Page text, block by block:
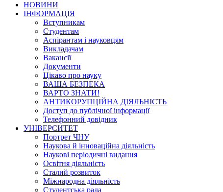
НОВИНИ
ІНФОРМАЦІЯ
Вступникам
Студентам
Аспірантам і науковцям
Викладачам
Вакансії
Документи
Цікаво про науку
ВАША БЕЗПЕКА
ВАРТО ЗНАТИ!
АНТИКОРУПЦІЙНА ДІЯЛЬНІСТЬ
Доступ до публічної інформації
Телефонний довідник
УНІВЕРСИТЕТ
Портрет ЧНУ
Наукова й інноваційна діяльність
Наукові періодичні видання
Освітня діяльність
Сталий розвиток
Міжнародна діяльність
Студентська рада